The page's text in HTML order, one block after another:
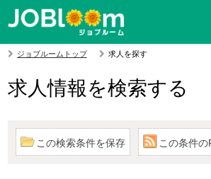
ジョブルームトップ 求人を探す
求人情報を検索する
この検索条件を保存 この条件